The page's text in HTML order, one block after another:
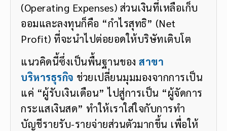
(Operating Expenses) ส่วนเงินที่เหลือเก็บ
ออมและลงทุนก็คือ “กำไรสุทธิ” (Net
Profit) ที่จะนำไปต่อยอดให้บริษัทเติบโต
แนวคิดนี้ซึ่งเป็นพื้นฐานของ สาขา
บริหารธุรกิจ ช่วยเปลี่ยนมุมมองจากการเป็น
แค่ “ผู้รับเงินเดือน” ไปสู่การเป็น “ผู้จัดการ
กระแสเงินสด” ทำให้เราใส่ใจกับการทำ
บัญชีรายรับ-รายจ่ายส่วนตัวมากขึ้น เพื่อให้